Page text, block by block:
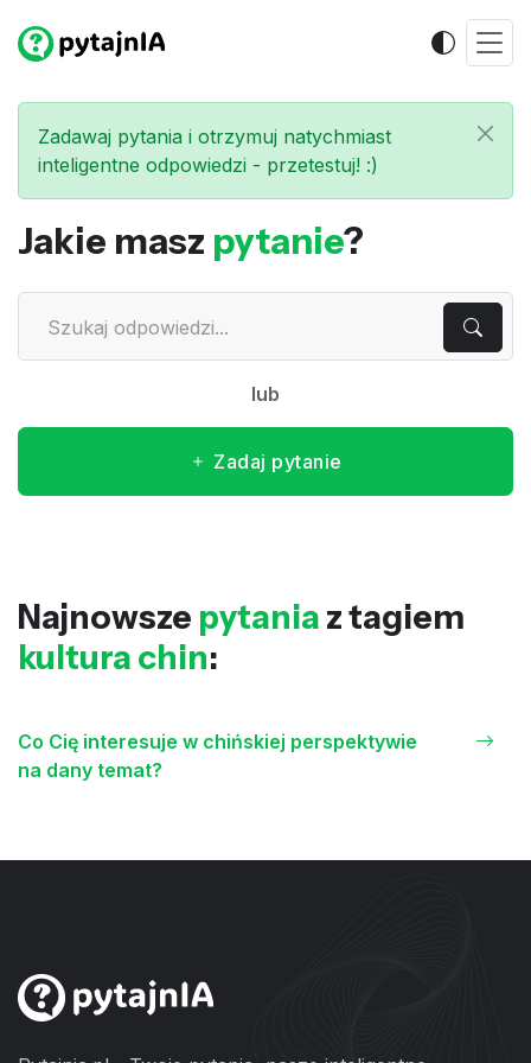
Zadawaj pytania i otrzymuj natychmiast
inteligentne odpowiedzi - przetestuj! :)
Jakie masz pytanie?
lub
Zadaj pytanie
Najnowsze pytania z tagiem
kultura chin:
Co Cię interesuje w chińskiej perspektywie
na dany temat?